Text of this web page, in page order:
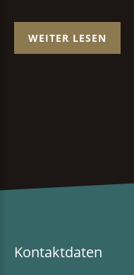
WEITER LESEN
Kontaktdaten